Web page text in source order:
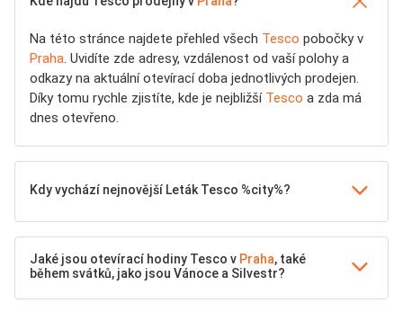
Na této stránce najdete přehled všech Tesco pobočky v
Praha. Uvidíte zde adresy, vzdálenost od vaší polohy a
odkazy na aktuální otevírací doba jednotlivých prodejen.
Díky tomu rychle zjistíte, kde je nejbližší Tesco a zda má
dnes otevřeno.
Kdy vychází nejnovější Leták Tesco %city%?
Jaké jsou otevírací hodiny Tesco v Praha, také
během svátků, jako jsou Vánoce a Silvestr?